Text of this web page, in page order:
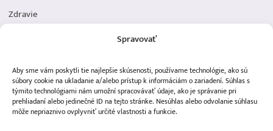
Spravovať
Aby sme vám poskytli tie najlepšie skúsenosti, používame technológie, ako sú
súbory cookie na ukladanie a/alebo prístup k informáciám o zariadení. Súhlas s
týmito technológiami nám umožní spracovávať údaje, ako je správanie pri
prehliadaní alebo jedinečné ID na tejto stránke. Nesúhlas alebo odvolanie súhlasu
môže nepriaznivo ovplyvniť určité vlastnosti a funkcie.
Zdravie
Dôležité odkazy
Obchodné podmienky